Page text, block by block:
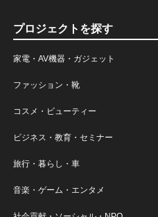
プロジェクトを探す
家電・AV機器・ガジェット
ファッション・靴
コスメ・ビューティー
ビジネス・教育・セミナー
旅行・暮らし・車
音楽・ゲーム・エンタメ